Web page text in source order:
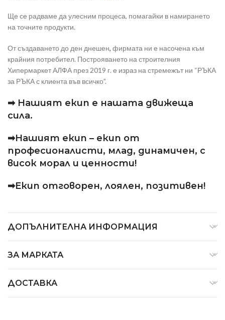
Ще се радваме да улесним процеса, помагайки в намирането
на точните продукти.
От създаването до ден днешен, фирмата ни е насочена към
крайния потребител. Построяването на строителния
Хипермаркет АЛФА през 2019 г. е израз на стремежът ни “РЪКА
за РЪКА с клиента във всичко”.
➡ Нашият екип е нашата движеща
сила.
➡Нашият екип – екип от
професионалисти, млад, динамичен, с
висок морал и ценности!
➡Екип отговорен, лоялен, позитивен!
ДОПЪЛНИТЕЛНА ИНФОРМАЦИЯ
ЗА МАРКАТА
ДОСТАВКА